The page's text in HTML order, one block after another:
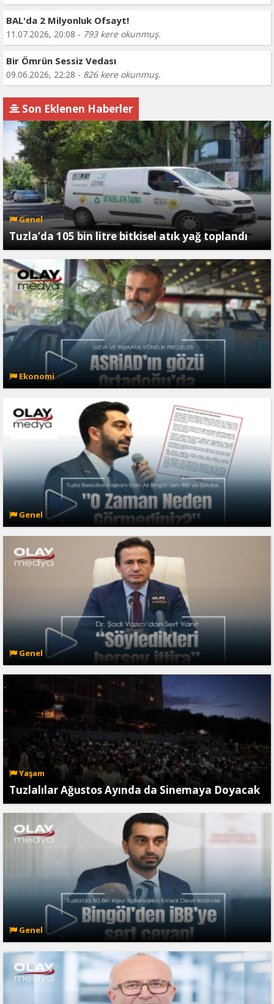
BAL'da 2 Milyonluk Ofsayt!
11.07.2026, 20:08 - 793 kere okunmuş.
Bir Ömrün Sessiz Vedası
09.06.2026, 22:28 - 826 kere okunmuş.
Son Eklenen Haberler
Genel
Tuzla’da 105 bin litre bitkisel atık yağ toplandı
Ekonomi
Genel
Genel
Yaşam
Tuzlalılar Ağustos Ayında da Sinemaya Doyacak
Genel